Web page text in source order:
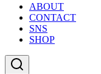
ABOUT
CONTACT
SNS
SHOP